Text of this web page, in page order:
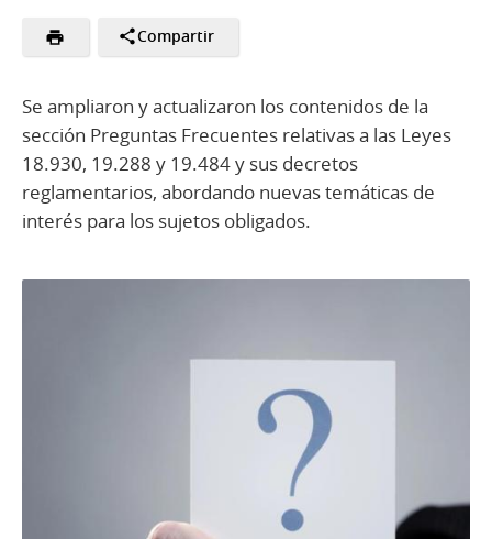
Compartir
Se ampliaron y actualizaron los contenidos de la
sección Preguntas Frecuentes relativas a las Leyes
18.930, 19.288 y 19.484 y sus decretos
reglamentarios, abordando nuevas temáticas de
interés para los sujetos obligados.